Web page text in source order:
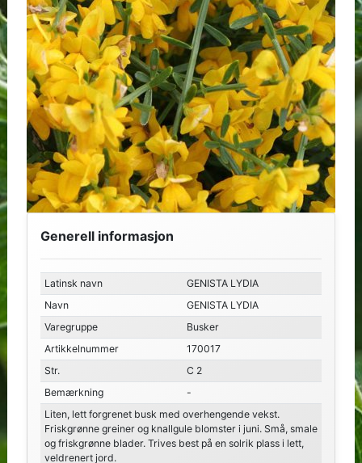
Generell informasjon
Latinsk navn
GENISTA LYDIA
Navn
GENISTA LYDIA
Varegruppe
Busker
Artikkelnummer
170017
Str.
C 2
Bemærkning
-
Liten, lett forgrenet busk med overhengende vekst.
Friskgrønne greiner og knallgule blomster i juni. Små, smale
og friskgrønne blader. Trives best på en solrik plass i lett,
veldrenert jord.